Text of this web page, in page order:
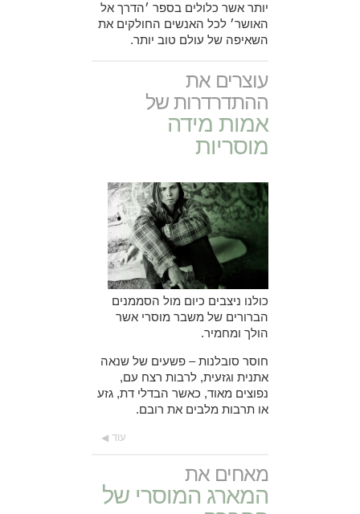
יותר אשר כלולים בספר ׳הדרך אל
האושר׳ לכל האנשים החולקים את
השאיפה של עולם טוב יותר.
עוצרים את
ההתדרדרות של
אמות מידה
מוסריות
כולנו ניצבים כיום מול הסממנים
הברורים של משבר מוסרי אשר
הולך ומחמיר.
חוסר סובלנות – פשעים של שנאה
אתנית וגזעית, לרבות רצח עם,
נפוצים מאוד, כאשר הבדלי דת, גזע
או תרבות מלבים את רובם.
עוד
מאחים את
המארג המוסרי של